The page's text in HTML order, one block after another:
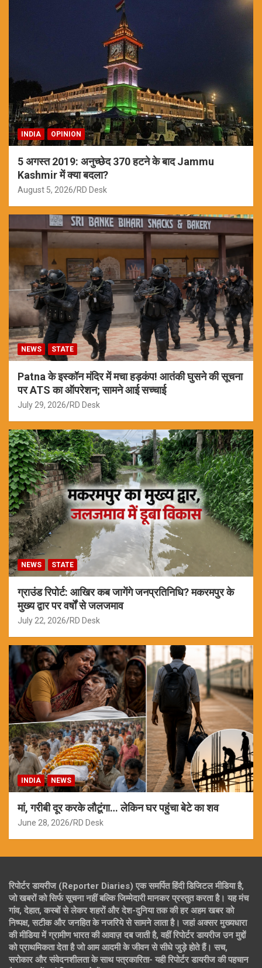
INDIA OPINION
5 अगस्त 2019: अनुच्छेद 370 हटने के बाद Jammu
Kashmir में क्या बदला?
August 5, 2026 RD Desk
NEWS STATE
Patna के इस्कॉन मंदिर में मचा हड़कंप! आतंकी घुसने की सूचना
पर ATS का ऑपरेशन; सामने आई सच्चाई
July 29, 2026 RD Desk
NEWS STATE
ग्राउंड रिपोर्ट: आखिर कब जागेंगे जनप्रतिनिधि? मकरमपुर के
मुख्य द्वार पर वर्षों से जलजमाव
July 22, 2026 RD Desk
INDIA NEWS
मां, गरीबी दूर करके लौटूंगा… लेकिन घर पहुंचा बेटे का शव
June 28, 2026 RD Desk
रिपोर्टर डायरीज (Reporter Diaries) एक समर्पित हिंदी डिजिटल मीडिया है,
जो खबरों को सिर्फ सूचना नहीं बल्कि जिम्मेदारी मानकर प्रस्तुत करता है। यह मंच
गांव, देहात, कस्बों से लेकर शहरों और देश-दुनिया तक की हर अहम खबर को
निष्पक्ष, सटीक और जनहित के नजरिये से सामने लाता है। जहां अक्सर मुख्यधारा
की मीडिया में ग्रामीण भारत की आवाज़ दब जाती है, वहीं रिपोर्टर डायरीज उन मुद्दों
को प्राथमिकता देता है जो आम आदमी के जीवन से सीधे जुड़े होते हैं। सच,
सरोकार और संवेदनशीलता के साथ पत्रकारिता- यही रिपोर्टर डायरीज की पहचान